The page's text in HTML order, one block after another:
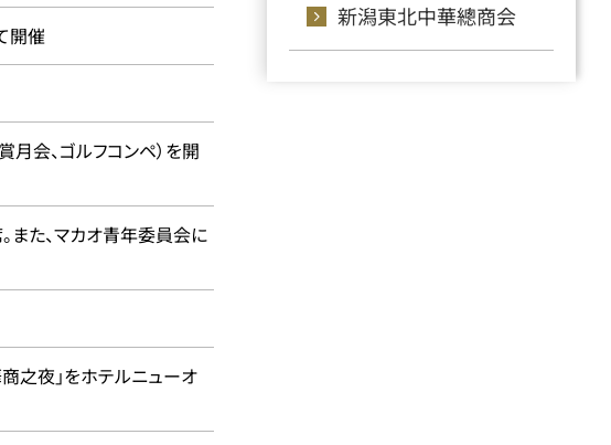
開催
月会、ゴルフコンペ）を開
た、マカオ青年委員会に
之夜」をホテルニューオ
新潟東北中華總商会